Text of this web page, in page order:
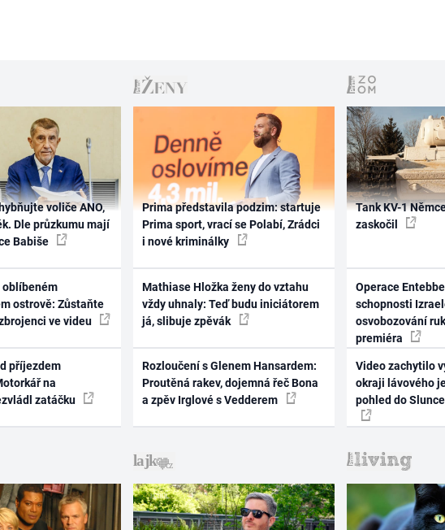
voliče ANO,
Dle průzkumu mají
Babiše
oblíbeném
ostrově: Zůstaňte
ve videu
příjezdem
na
zatáčku
Prima představila podzim: startuje
Prima sport, vrací se Polabí, Zrádci
i nové kriminálky
Mathiase Hložka ženy do vztahu
vždy uhnaly: Teď budu iniciátorem
já, slibuje zpěvák
Rozloučení s Glenem Hansardem:
Proutěná rakev, dojemná řeč Bona
a zpěv Irglové s Vedderem
Tank KV-1
zaskočil
Operace
schopnosti
osvobozování
premiéra
Video zachytilo
okraji lávového
pohled do